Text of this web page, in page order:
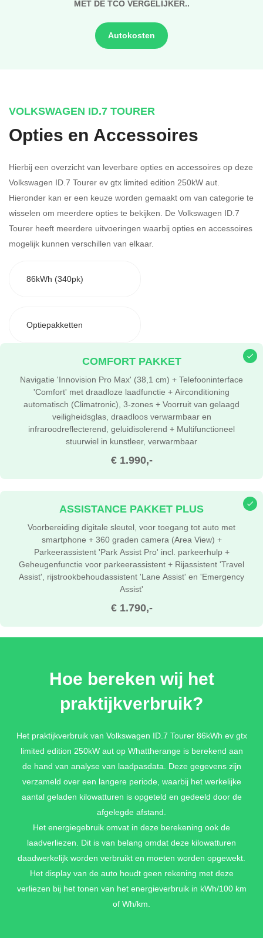
MET DE TCO VERGELIJKER..
Autokosten
VOLKSWAGEN ID.7 TOURER
Opties en Accessoires
Hierbij een overzicht van leverbare opties en accessoires op deze
Volkswagen ID.7 Tourer ev gtx limited edition 250kW aut.
Hieronder kan er een keuze worden gemaakt om van categorie te
wisselen om meerdere opties te bekijken. De Volkswagen ID.7
Tourer heeft meerdere uitvoeringen waarbij opties en accessoires
mogelijk kunnen verschillen van elkaar.
86kWh (340pk)
Optiepakketten
€ 1.990,-
COMFORT PAKKET
Navigatie 'Innovision Pro Max' (38,1 cm) + Telefooninterface
'Comfort' met draadloze laadfunctie + Airconditioning
automatisch (Climatronic), 3-zones + Voorruit van gelaagd
veiligheidsglas, draadloos verwarmbaar en
infraroodreflecterend, geluidisolerend + Multifunctioneel
stuurwiel in kunstleer, verwarmbaar
€ 1.790,-
ASSISTANCE PAKKET PLUS
Voorbereiding digitale sleutel, voor toegang tot auto met
smartphone + 360 graden camera (Area View) +
Parkeerassistent 'Park Assist Pro' incl. parkeerhulp +
Geheugenfunctie voor parkeerassistent + Rijassistent 'Travel
Assist', rijstrookbehoudassistent 'Lane Assist' en 'Emergency
Assist'
€ 2.840,-
PANORAMADAK (EXTRA T.O.V.
EXTERIEUR PAKKET)
'Smart Glass'-panoramadak + Adaptieve onderstelregeling
'Dynamic Chassis Control' incl. rijprofielkeuze + Buitenspiegels
inklap-/verstelbaar, apart verwarmbaar + Demping achter +
Demping vóór + Progressieve stuurbekrachtiging + Zijruiten voor
geluidisolerend
Hoe bereken wij het
praktijkverbruik?
Het praktijkverbruik van Volkswagen ID.7 Tourer 86kWh ev gtx
limited edition 250kW aut op Whattherange is berekend aan
de hand van analyse van laadpasdata. Deze gegevens zijn
verzameld over een langere periode, waarbij het werkelijke
aantal geladen kilowatturen is opgeteld en gedeeld door de
afgelegde afstand.
Het energiegebruik omvat in deze berekening ook de
laadverliezen. Dit is van belang omdat deze kilowatturen
daadwerkelijk worden verbruikt en moeten worden opgewekt.
Het display van de auto houdt geen rekening met deze
verliezen bij het tonen van het energieverbruik in kWh/100 km
of Wh/km.